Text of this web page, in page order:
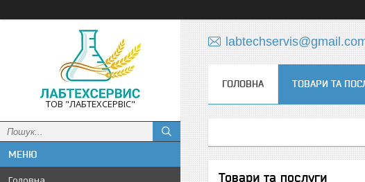
ТОВ "ЛАБТЕХСЕРВІС"
ГОЛОВНА ТОВАРИ ТА
Товари та послуги